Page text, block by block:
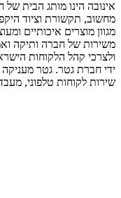
אינובה הינו מותג הבית
מחשוב, תקשורת וציוד
מגוון מוצרים איכותיים
ולצרכי קהל הלקוחות
ידי חברת גטר. גטר
שירות לקוחות טלפוני,